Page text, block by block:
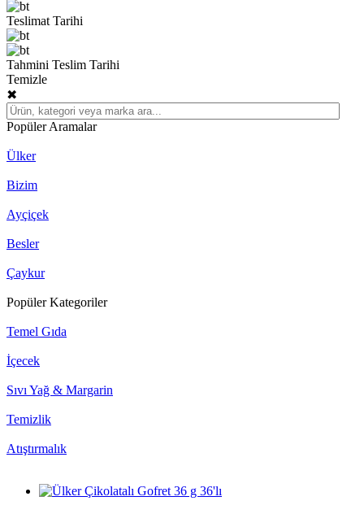
Teslimat Tarihi
Tahmini Teslim Tarihi
Temizle
✖
Popüler Aramalar
Ülker
Bizim
Ayçiçek
Besler
Çaykur
Popüler Kategoriler
Temel Gıda
İçecek
Sıvı Yağ & Margarin
Temizlik
Atıştırmalık